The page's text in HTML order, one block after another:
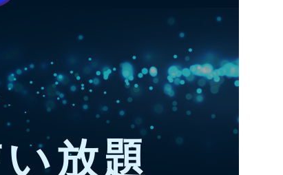
放題